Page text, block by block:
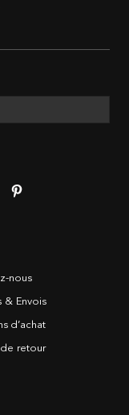
nous
& Envois
d’achat
retour